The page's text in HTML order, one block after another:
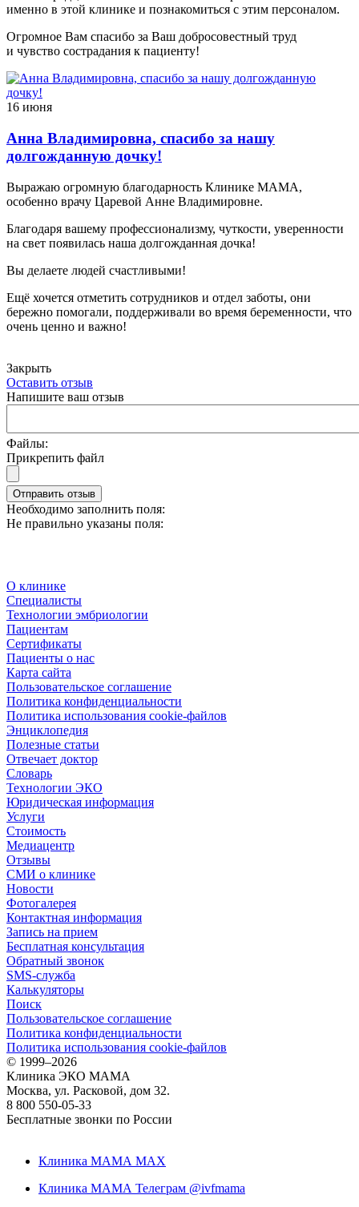
именно в этой клинике и познакомиться с этим персоналом.
Огромное Вам спасибо за Ваш добросовестный труд
и чувство сострадания к пациенту!
16 июня
Анна Владимировна, спасибо за нашу
долгожданную дочку!
Выражаю огромную благодарность Клинике МАМА,
особенно врачу Царевой Анне Владимировне.
Благодаря вашему профессионализму, чуткости, уверенности
на свет появилась наша долгожданная дочка!
Вы делаете людей счастливыми!
Ещё хочется отметить сотрудников и отдел заботы, они
бережно помогали, поддерживали во время беременности, что
очень ценно и важно!
Закрыть
Оставить отзыв
Напишите ваш отзыв
Файлы:
Прикрепить файл
Отправить отзыв
Необходимо заполнить поля:
Не правильно указаны поля:
О клинике
Специалисты
Технологии эмбриологии
Пациентам
Сертификаты
Пациенты о нас
Карта сайта
Пользовательское соглашение
Политика конфиденциальности
Политика использования cookie-файлов
Энциклопедия
Полезные статьи
Отвечает доктор
Словарь
Технологии ЭКО
Юридическая информация
Услуги
Стоимость
Медиацентр
Отзывы
СМИ о клинике
Новости
Фотогалерея
Контактная информация
Запись на прием
Бесплатная консультация
Обратный звонок
SMS-служба
Калькуляторы
Поиск
Пользовательское соглашение
Политика конфиденциальности
Политика использования cookie-файлов
© 1999–2026
Клиника ЭКО МАМА
Москва, ул. Расковой, дом 32.
8 800 550-05-33
Бесплатные звонки по России
Клиника МАМА MAX
Клиника МАМА Телеграм @ivfmama